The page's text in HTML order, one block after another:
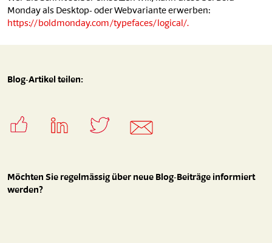
Monday als Desktop- oder Webvariante erwerben:
https://boldmonday.com/typefaces/logical/.
Blog-Artikel teilen:
Möchten Sie regelmässig über neue Blog-Beiträge informiert
werden?